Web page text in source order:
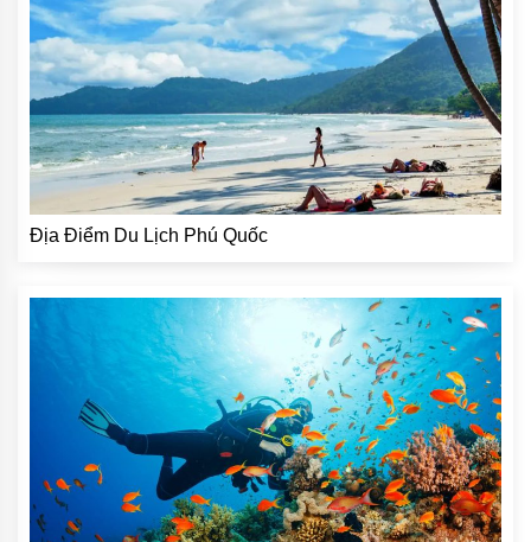
Địa Điểm Du Lịch Phú Quốc